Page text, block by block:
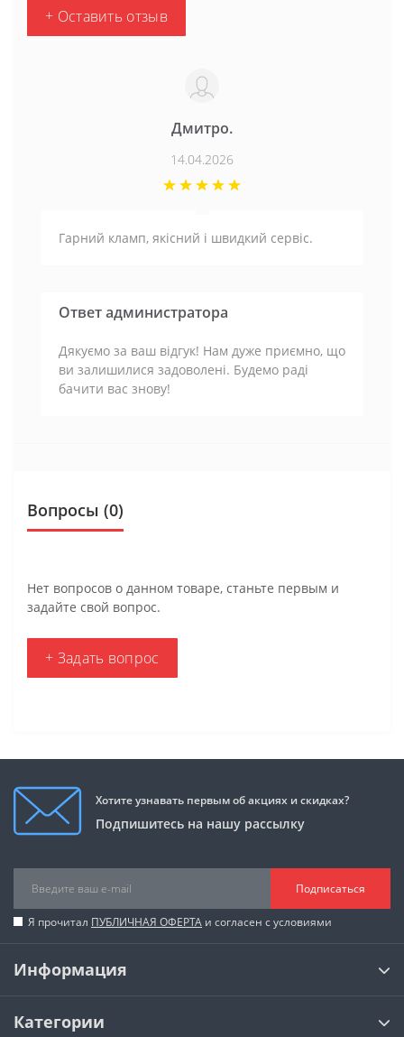
+ Оставить отзыв
Дмитро.
14.04.2026
Гарний кламп, якісний і швидкий сервіс.
Ответ администратора
Дякуємо за ваш відгук! Нам дуже приємно, що
ви залишилися задоволені. Будемо раді
бачити вас знову!
Вопросы (0)
Нет вопросов о данном товаре, станьте первым и
задайте свой вопрос.
+ Задать вопрос
Хотите узнавать первым об акциях и скидках?
Подпишитесь на нашу рассылку
Подписаться
Я прочитал ПУБЛИЧНАЯ ОФЕРТА и согласен с условиями
Информация
Категории